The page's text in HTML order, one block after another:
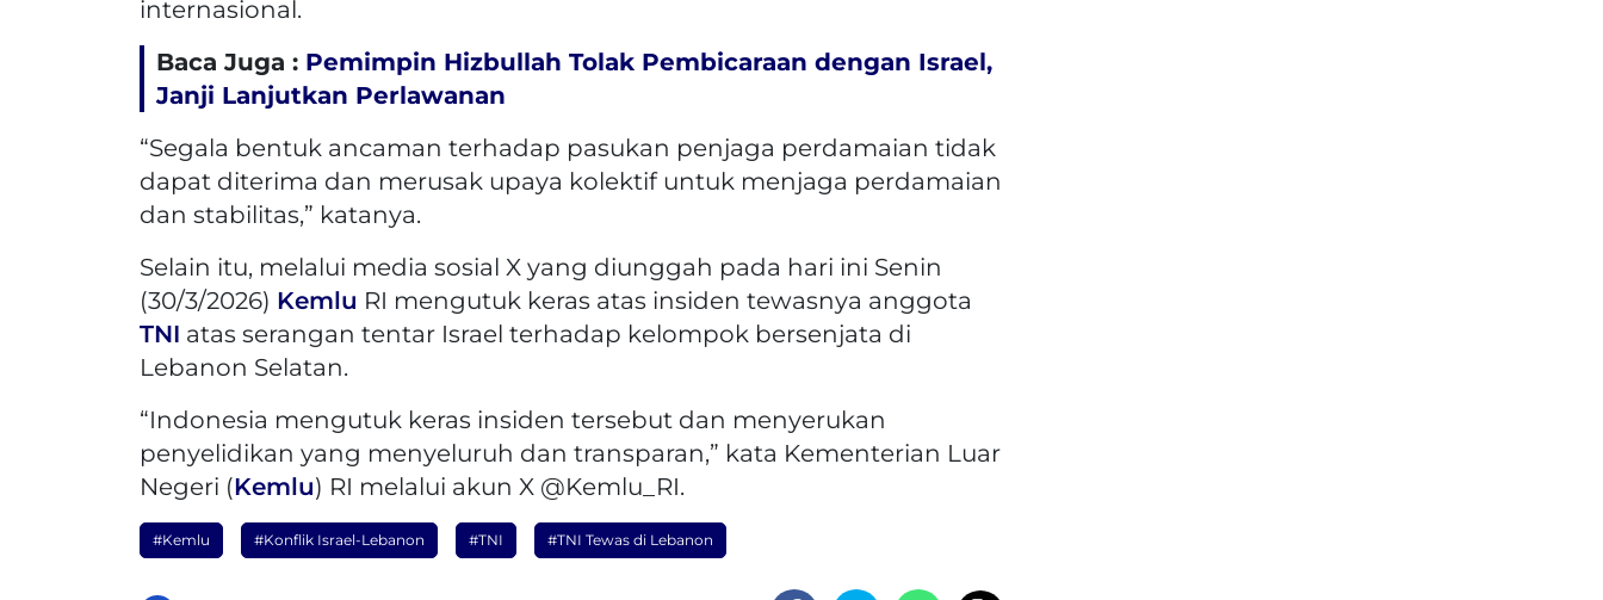
internasional.
Baca Juga : Pemimpin Hizbullah Tolak Pembicaraan dengan Israel,
Janji Lanjutkan Perlawanan
“Segala bentuk ancaman terhadap pasukan penjaga perdamaian tidak
dapat diterima dan merusak upaya kolektif untuk menjaga perdamaian
dan stabilitas,” katanya.
Selain itu, melalui media sosial X yang diunggah pada hari ini Senin
(30/3/2026) Kemlu RI mengutuk keras atas insiden tewasnya anggota
TNI atas serangan tentar Israel terhadap kelompok bersenjata di
Lebanon Selatan.
“Indonesia mengutuk keras insiden tersebut dan menyerukan
penyelidikan yang menyeluruh dan transparan,” kata Kementerian Luar
Negeri (Kemlu) RI melalui akun X @Kemlu_RI.
#Kemlu #Konflik Israel-Lebanon #TNI #TNI Tewas di Lebanon